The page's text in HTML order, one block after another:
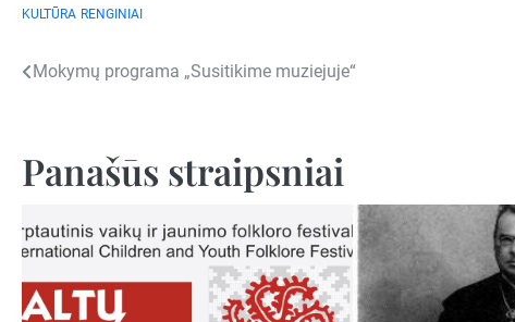
KULTŪRA RENGINIAI
Navigacija
įrašų
Mokymų programa „Susitikime muziejuje“
Panašūs straipsniai